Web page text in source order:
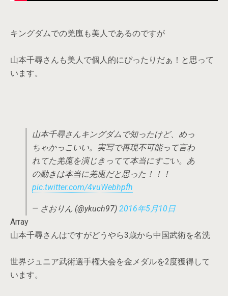
キングダムでの羌廆も美人であるのですが
山本千尋さんも美人で個人的にぴったりだぁ！と思って
います。
山本千尋さんキングダムで知ったけど、めっ
ちゃかっこいい。実写で再現不可能って言わ
れてた羌廆を演じきってて本当にすごい。あ
の動きは本当に羌廆だと思った！！！
pic.twitter.com/4vuWebhpfh
— さおりん (@ykuch97) 2016年5月10日
Array
山本千尋さんはですがどうやら3歳から中国武術を名洗
世界ジュニア武術選手権大会を金メダルを2度獲得して
います。